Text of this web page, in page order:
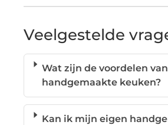
Veelgestelde
Wat zijn de voordelen
handgemaakte keuken?
Kan ik mijn eigen